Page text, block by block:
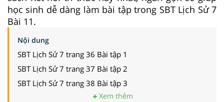
học sinh dễ dàng làm bài tập trong SBT Lịch Sử 7
Bài 11.
Nội dung
SBT Lịch Sử 7 trang 36 Bài tập 1
SBT Lịch Sử 7 trang 37 Bài tập 2
SBT Lịch Sử 7 trang 38 Bài tập 3
Xem thêm